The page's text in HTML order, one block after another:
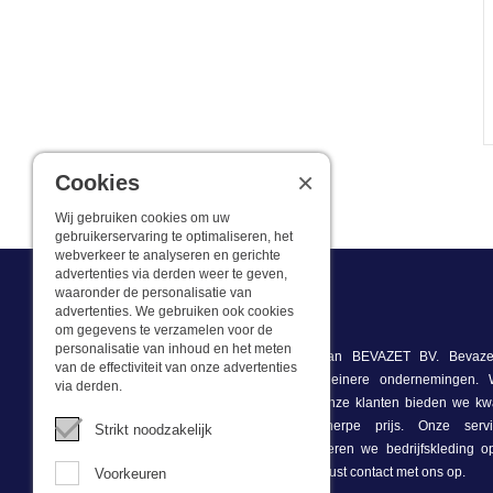
Wat we doen
Deze webshop is onderdeel van BEVAZET BV.
bedrijfskleding aan grote en kleinere
winkel/showroom in Brandwijk. Onze klanten bieden we
bedrijfskleding tegen een scherpe prijs. Onze
voorraadhoudend, daarnaast leveren we bedrijfskleding
onze eigen ontwerpster. Neem gerust contact met ons op.
Cookies
Wij gebruiken cookies om uw
gebruikerservaring te optimaliseren, het
webverkeer te analyseren en gerichte
advertenties via derden weer te geven,
waaronder de personalisatie van
advertenties. We gebruiken ook cookies
om gegevens te verzamelen voor de
personalisatie van inhoud en het meten
van de effectiviteit van onze advertenties
via derden.
Strikt noodzakelijk
Voorkeuren
×